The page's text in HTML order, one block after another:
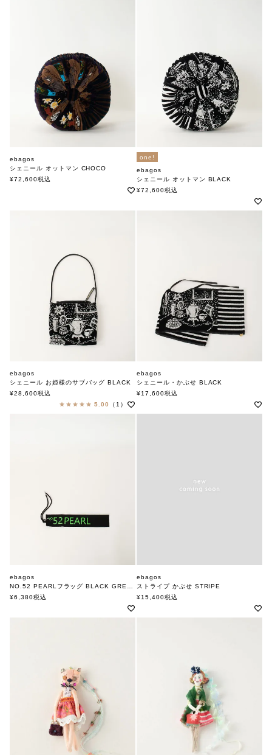
ebagos
シェニール オットマン CHOCO
エバゴス
¥72,600税込
one!
ebagos
シェニール オットマン BLACK
エバゴス
¥72,600税込
ebagos
シェニール お姫様のサブバッグ BLACK
エバゴス
¥28,600税込
5.00
（1）
ebagos
シェニール・かぶせ BLACK
エバゴス
¥17,600税込
ebagos
NO.52 PEARLフラッグ BLACK GREEN
エバゴス
¥6,380税込
ebagos
ストライプ かぶせ STRIPE
エバゴス
¥15,400税込